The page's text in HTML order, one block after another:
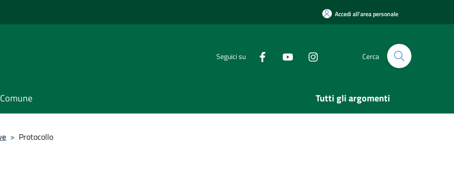
Accedi all'area personale
Seguici su Cerca
Tutti gli argomenti
> Protocollo